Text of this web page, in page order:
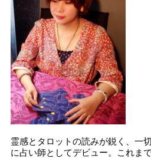
霊感とタロットの読みが鋭く、一
に占い師としてデビュー。これま